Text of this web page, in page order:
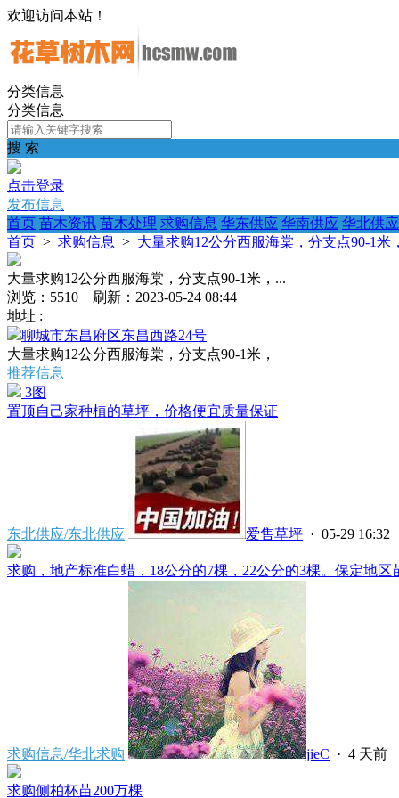
欢迎访问本站！
分类信息
分类信息
搜 索
点击登录
发布信息
首页 苗木资讯 苗木处理 求购信息 华东供应 华南供应 华北供应
首页 > 求购信息 > 大量求购12公分西服海棠，分支点90-1米
大量求购12公分西服海棠，分支点90-1米，...
浏览：5510 刷新：2023-05-24 08:44
地址 :
聊城市东昌府区东昌西路24号
大量求购12公分西服海棠，分支点90-1米，
推荐信息
3图
置顶自己家种植的草坪，价格便宜质量保证
东北供应/东北供应 爱售草坪 · 05-29 16:32
求购，地产标准白蜡，18公分的7棵，22公分的3棵。保定地区
求购信息/华北求购 jieC · 4 天前
求购侧柏杯苗200万棵